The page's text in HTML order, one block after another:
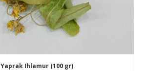
Yaprak Ihlamur (100 gr)